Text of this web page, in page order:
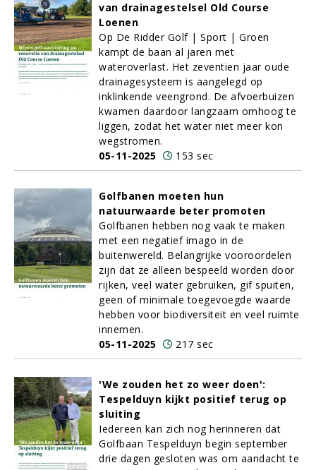
van drainagestelsel Old Course
Loenen
Op De Ridder Golf | Sport | Groen
kampt de baan al jaren met
wateroverlast. Het zeventien jaar oude
drainagesysteem is aangelegd op
inklinkende veengrond. De afvoerbuizen
kwamen daardoor langzaam omhoog te
liggen, zodat het water niet meer kon
wegstromen.
05-11-2025
153 sec
Golfbanen moeten hun
natuurwaarde beter promoten
Golfbanen hebben nog vaak te maken
met een negatief imago in de
buitenwereld. Belangrijke vooroordelen
zijn dat ze alleen bespeeld worden door
rijken, veel water gebruiken, gif spuiten,
geen of minimale toegevoegde waarde
hebben voor biodiversiteit en veel ruimte
innemen.
05-11-2025
217 sec
'We zouden het zo weer doen':
Tespelduyn kijkt positief terug op
sluiting
Iedereen kan zich nog herinneren dat
Golfbaan Tespelduyn begin september
drie dagen gesloten was om aandacht te